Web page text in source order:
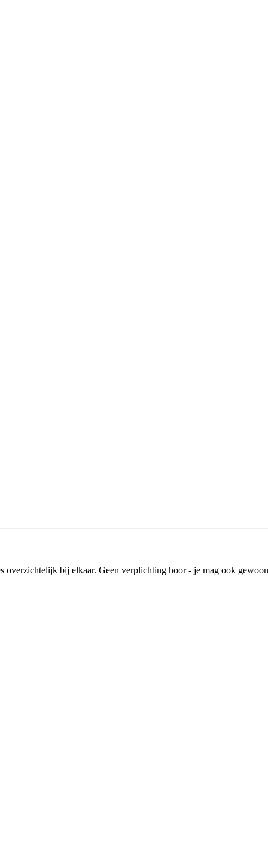
overzichtelijk bij elkaar. Geen verplichting hoor - je mag ook